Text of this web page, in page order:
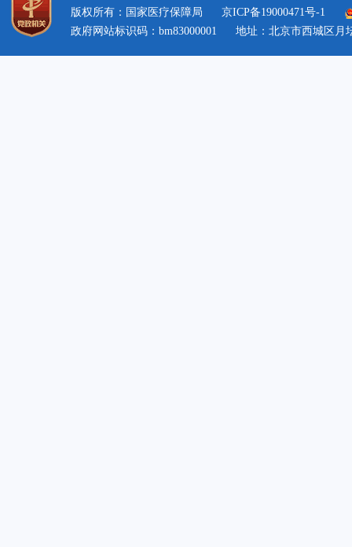
版权所有：国家医疗保障局
京ICP备19000471号-1
政府网站标识码：bm83000001
地址：北京市西城区月